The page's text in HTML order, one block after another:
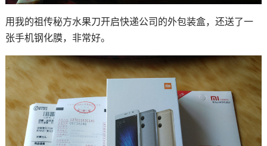
用我的祖传秘方水果刀开启快递公司的外包装盒，还送了一
张手机钢化膜，非常好。